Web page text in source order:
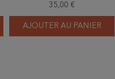
35,00 €
AJOUTER AU PANIER